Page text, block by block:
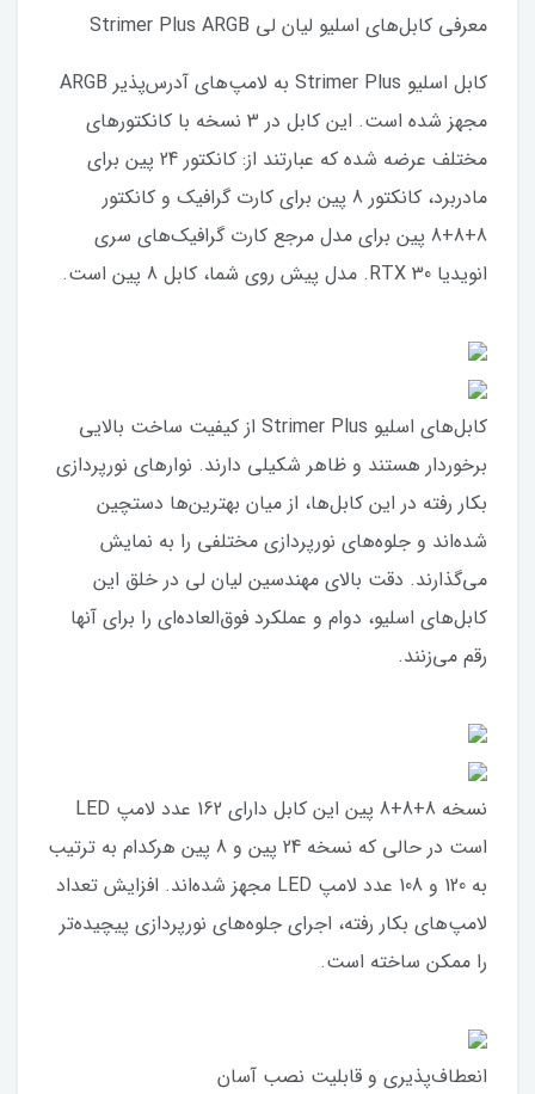
معرفی کابل‌های اسلیو لیان لی Strimer Plus ARGB
کابل اسلیو Strimer Plus به لامپ‌های آدرس‌پذیر ARGB
مجهز شده است. این کابل در 3 نسخه با کانکتورهای
مختلف عرضه شده که عبارتند از: کانکتور 24 پین برای
مادربرد، کانکتور 8 پین برای کارت گرافیک و کانکتور
8+8+8 پین برای مدل مرجع کارت گرافیک‌های سری
انویدیا RTX 30. مدل پیش روی شما، کابل 8 پین است.
کابل‌های اسلیو Strimer Plus از کیفیت ساخت بالایی
برخوردار هستند و ظاهر شکیلی دارند. نوارهای نورپردازی
بکار رفته در این کابل‌ها، از میان بهترین‌ها دستچین
شده‌اند و جلوه‌های نورپردازی مختلفی را به نمایش
می‌گذارند. دقت بالای مهندسین لیان لی در خلق این
کابل‌های اسلیو، دوام و عملکرد فوق‌العاده‌ای را برای آنها
رقم می‌زنند.
نسخه 8+8+8 پین این کابل دارای 162 عدد لامپ LED
است در حالی که نسخه 24 پین و 8 پین هرکدام به ترتیب
به 120 و 108 عدد لامپ LED مجهز شده‌اند. افزایش تعداد
لامپ‌های بکار رفته، اجرای جلوه‌های نورپردازی پیچیده‌تر
را ممکن ساخته است.
انعطاف‌پذیری و قابلیت نصب آسان